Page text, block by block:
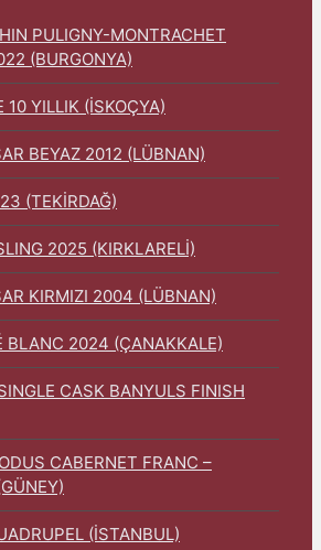
PULIGNY-MONTRACHET
(BURGONYA)
10 YILLIK (İSKOÇYA)
BEYAZ 2012 (LÜBNAN)
(TEKİRDAĞ)
2025 (KIRKLARELİ)
KIRMIZI 2004 (LÜBNAN)
BLANC 2024 (ÇANAKKALE)
CASK BANYULS FINISH
CABERNET FRANC –
(İSTANBUL)